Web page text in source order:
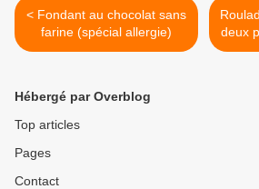
< Fondant au chocolat sans
farine (spécial allergie)
Hébergé par Overblog
Top articles
Pages
Contact